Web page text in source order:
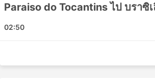
ประเภทของรถโค้ชเสมอ สำหรับการเดินท
เพราะจะช่วยประหยัดเวลาได้มากเป็น 2 เท่
การเดินทางโดยรถประจำทา
เสีย
Paraiso do Tocantins ไป บราซิ
02:50